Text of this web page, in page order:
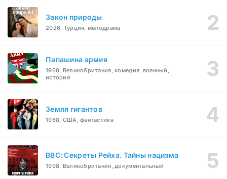
Закон природы
2026, Турция, мелодрама
Папашина армия
1968, Великобритания, комедия, военный,
история
Земля гигантов
1968, США, фантастика
BBC: Секреты Рейха. Тайны нацизма
1998, Великобритания, документальный